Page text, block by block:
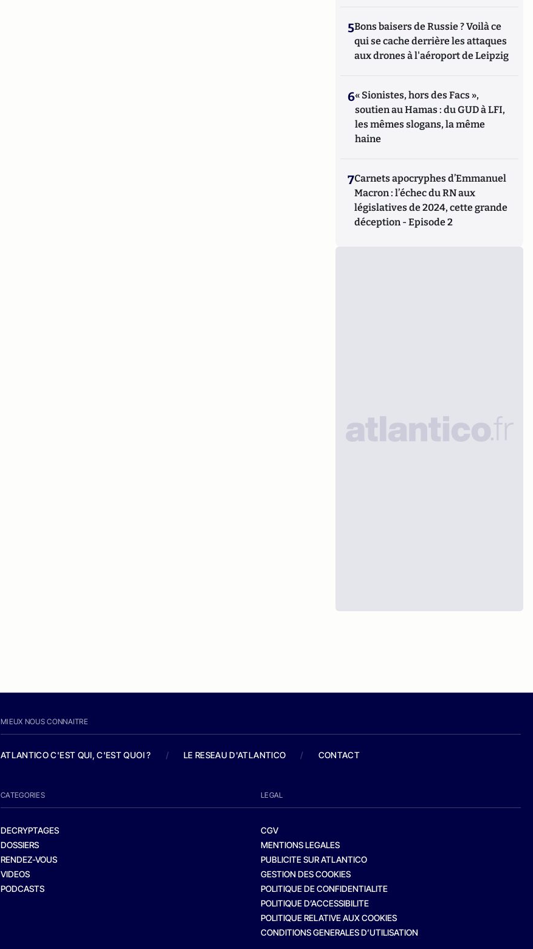
5Bons baisers de Russie ? Voilà ce
qui se cache derrière les attaques
aux drones à l'aéroport de Leipzig
6« Sionistes, hors des Facs »,
soutien au Hamas : du GUD à LFI,
les mêmes slogans, la même
haine
7Carnets apocryphes d’Emmanuel
Macron : l’échec du RN aux
législatives de 2024, cette grande
déception - Episode 2
MIEUX NOUS CONNAITRE
ATLANTICO C'EST QUI, C'EST QUOI ? / LE RESEAU D'ATLANTICO / CONTACT
CATEGORIES
DECRYPTAGES
DOSSIERS
RENDEZ-VOUS
VIDEOS
PODCASTS
LEGAL
CGV
MENTIONS LEGALES
PUBLICITE SUR ATLANTICO
GESTION DES COOKIES
POLITIQUE DE CONFIDENTIALITE
POLITIQUE D’ACCESSIBILITE
POLITIQUE RELATIVE AUX COOKIES
CONDITIONS GENERALES D’UTILISATION